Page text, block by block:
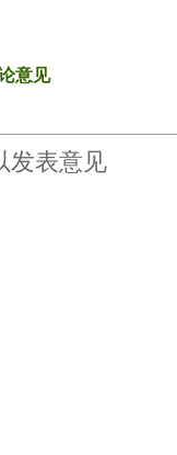
意见